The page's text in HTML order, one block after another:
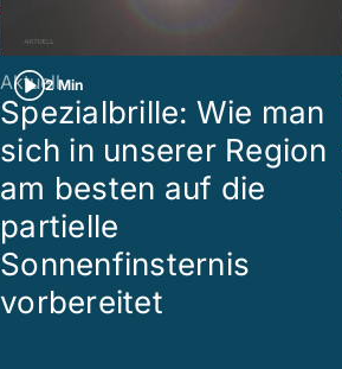
2 Min
Aktuell
Spezialbrille: Wie man
sich in unserer Region
am besten auf die
partielle
Sonnenfinsternis
vorbereitet